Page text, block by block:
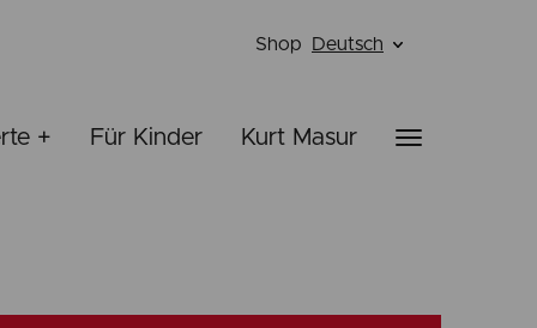
+ Für Kinder Kurt Masur
Shop Deutsch